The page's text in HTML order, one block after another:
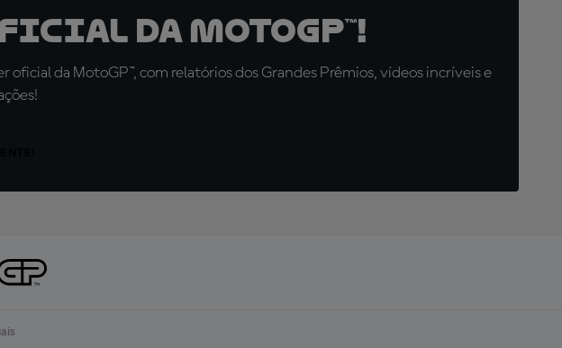
da MotoGP™!
da MotoGP™, com relatórios dos Grandes Prêmios, vídeos incríveis e